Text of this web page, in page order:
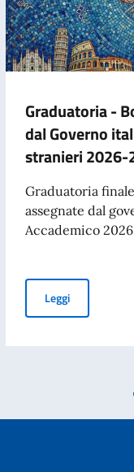
nel mondo -
Graduatoria -
dal Governo
stranieri 2026-
Graduatoria
assegnate dal
Accademico
LeggiGraduatoria